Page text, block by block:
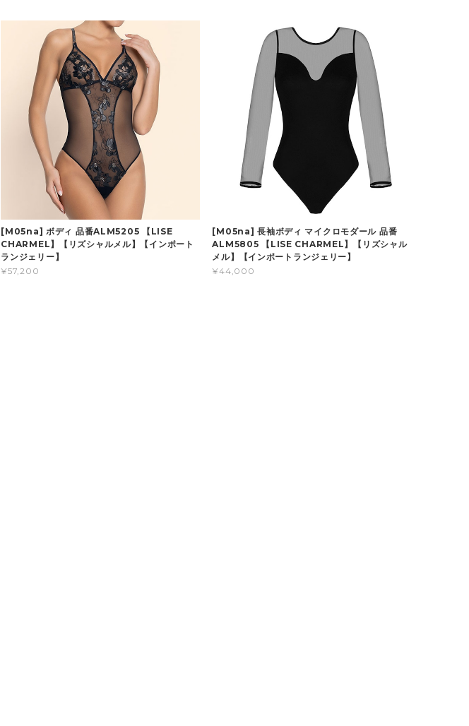
[M05na] ボディ 品番ALM5205 【LISE
CHARMEL】【リズシャルメル】【インポート
ランジェリー】
¥57,200
[M05na] 長袖ボディ マイクロモダール 品番
ALM5805 【LISE CHARMEL】【リズシャル
メル】【インポートランジェリー】
¥44,000